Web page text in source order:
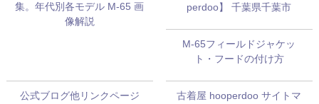
集。年代別各モデル M-65 画
像解説
perdoo】 千葉県千葉市
M-65フィールドジャケッ
ト・フードの付け方
公式ブログ他リンクページ
古着屋 hooperdoo サイトマ